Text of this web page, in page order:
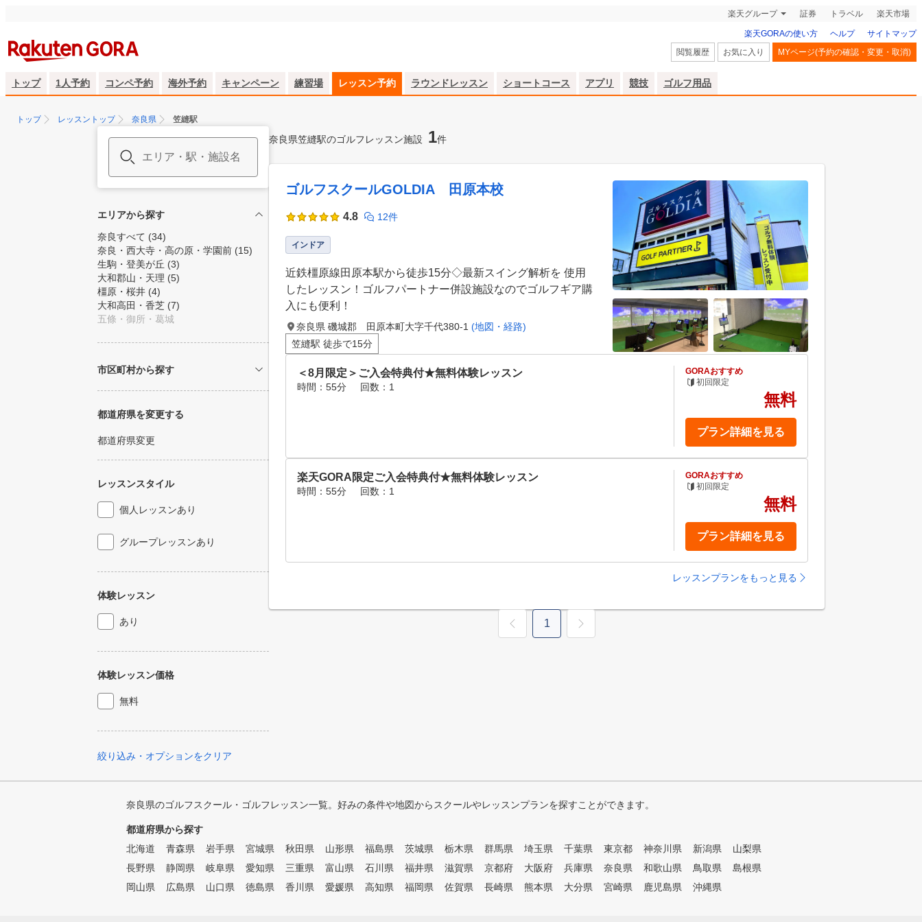
楽天グループ 証券 トラベル 楽天市場
楽天GORAの使い方 ヘルプ
サイトマップ
閲覧履歴
お気に入り MYページ(予約の確認・変更・取消)
トップ 1人予約 コンペ予約 海外予約 キャンペーン 練習場 レッスン予約 ラウンドレッスン ショートコース アプリ 競技 ゴルフ用品
トップ レッスントップ 奈良県 笠縫駅
エリアから探す
奈良すべて (34)
奈良・西大寺・高の原・学園前 (15)
生駒・登美が丘 (3)
大和郡山・天理 (5)
橿原・桜井 (4)
大和高田・香芝 (7)
五條・御所・葛城
市区町村から探す
都道府県を変更する
都道府県変更
レッスンスタイル
個人レッスンあり
グループレッスンあり
体験レッスン
あり
体験レッスン価格
無料
絞り込み・オプションをクリア
奈良県笠縫駅のゴルフレッスン施設 1件
ゴルフスクールGOLDIA 田原本校
4.8 12件
インドア
近鉄橿原線田原本駅から徒歩15分◇最新スイング解析を 使用
したレッスン！ゴルフパートナー併設施設なのでゴルフギア購
入にも便利！
奈良県 磯城郡 田原本町大字千代380-1 (地図・経路)
笠縫駅 徒歩で15分
＜8月限定＞ご入会特典付★無料体験レッスン
時間：55分 回数：1
GORAおすすめ
初回限定
無料
プラン詳細を見る
楽天GORA限定ご入会特典付★無料体験レッスン
時間：55分 回数：1
GORAおすすめ
初回限定
無料
プラン詳細を見る
レッスンプランをもっと見る
1
奈良県のゴルフスクール・ゴルフレッスン一覧。好みの条件や地図からスクールやレッスンプランを探すことができます。
都道府県から探す
北海道
青森県 岩手県 宮城県 秋田県 山形県 福島県 茨城県 栃木県 群馬県 埼玉県 千葉県 東京都 神奈川県 新潟県
山梨県
長野県
静岡県 岐阜県 愛知県 三重県 富山県 石川県 福井県 滋賀県 京都府 大阪府 兵庫県 奈良県 和歌山県 鳥取県
島根県
岡山県
広島県 山口県 徳島県 香川県 愛媛県 高知県 福岡県 佐賀県 長崎県 熊本県 大分県 宮崎県 鹿児島県 沖縄県